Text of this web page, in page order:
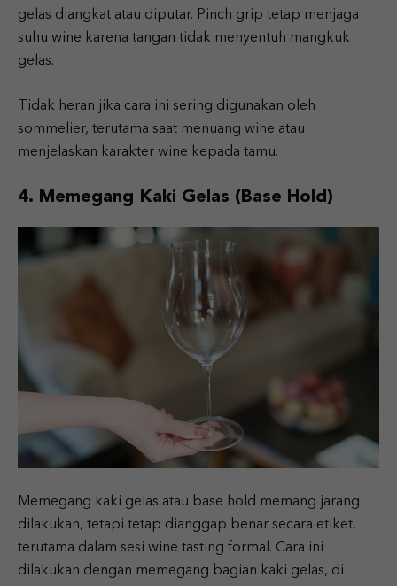
gelas diangkat atau diputar. Pinch grip tetap menjaga
suhu wine karena tangan tidak menyentuh mangkuk
gelas.
Tidak heran jika cara ini sering digunakan oleh
sommelier, terutama saat menuang wine atau
menjelaskan karakter wine kepada tamu.
4. Memegang Kaki Gelas (Base Hold)
Memegang kaki gelas atau base hold memang jarang
dilakukan, tetapi tetap dianggap benar secara etiket,
terutama dalam sesi wine tasting formal. Cara ini
dilakukan dengan memegang bagian kaki gelas, di